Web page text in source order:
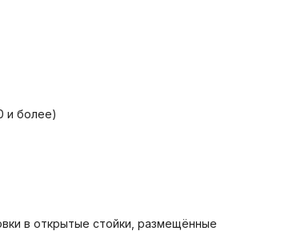
и более)
в открытые стойки, размещённые